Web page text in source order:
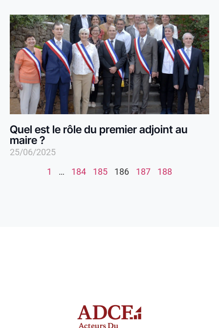
Quel est le rôle du premier adjoint au
maire ?
25/06/2025
1
… 184 185 186 187 188